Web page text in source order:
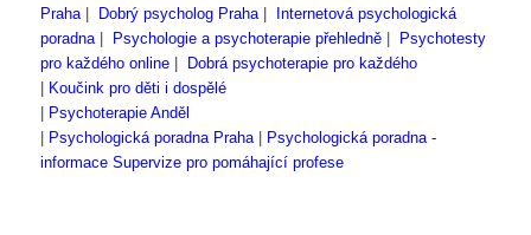
Praha| Dobrý psycholog Praha|
Internetová psychologická
poradna| Psychologie a psychoterapie přehledně|
Psychotesty
pro každého online|
Dobrá psychoterapie pro každého
Koučink pro děti i dospělé
Psychoterapie Anděl
Psychologická poradna Praha|
Psychologická poradna -
informace Supervize pro pomáhající profese